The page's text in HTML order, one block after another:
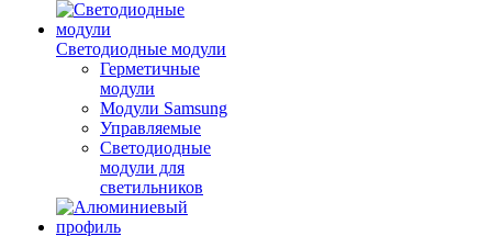
Светодиодные модули
Герметичные
модули
Модули Samsung
Управляемые
Светодиодные
модули для
светильников